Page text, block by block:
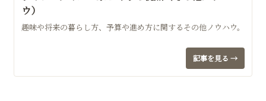
ウ）
趣味や将来の暮らし方、予算や進め方に関するその他ノウハウ。
記事を見る →